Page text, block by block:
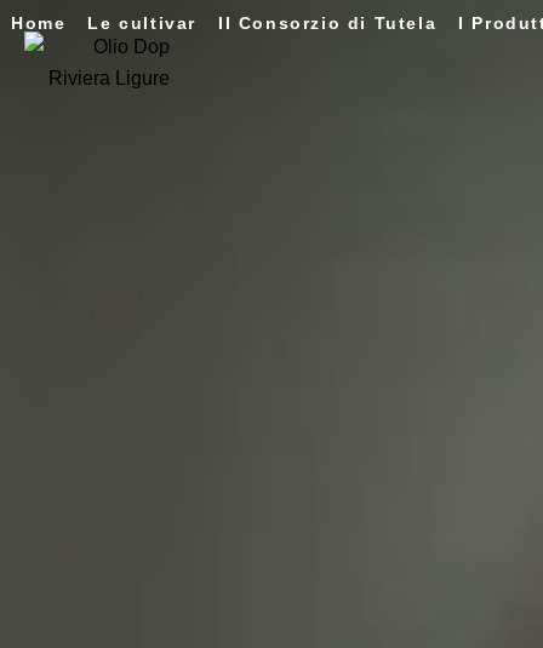
Home Le cultivar Il Consorzio di Tutela I